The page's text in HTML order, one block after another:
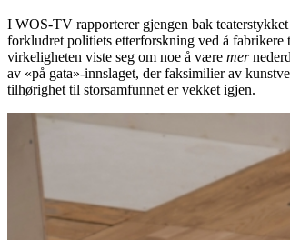
I WOS-TV rapporterer gjengen bak
forkludret politiets etterforskning ved å fabrikere
virkeligheten viste seg om noe å være mer
av «på gata»-innslaget, der faksimilier av
tilhørighet til storsamfunnet er vekket igjen.